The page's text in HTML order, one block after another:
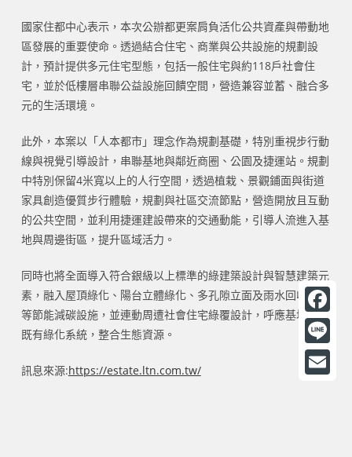
國家住都中心表示，本次公辦都更案肩負活化公共資產與帶動地
區發展的重要使命。透過結合住宅、商業與公共設施的規劃設
計，預計提供多元住宅型態，包括一般住宅與約118戶社會住
宅，並於低樓層串聯公益設施回饋空間，營造兼容並蓄、融合多
元的生活環境。
此外，本案以「人本都市」理念作為規劃基礎，特別重視步行動
線與視覺引導設計，串聯基地與鄰近商圈、公園及捷運站。規劃
中特別保留4米寬以上的人行空間，透過植栽、景觀鋪面與街道
家具創造優質步行體驗，規劃與社區交流節點，營造開放且互動
的公共空間，並利用捷運建設帶來的交通動能，引導人流進入基
地與周邊街區，提升區域活力。
同時也將全面導入符合銀級以上標準的綠建築設計與智慧建築元
素，融入屋頂綠化、陽台立體綠化、多孔隙立面及雨水回收系統
等節能減碳設施，並連動周遭社會住宅綠覆設計，呼應基地周邊
既有綠化系統，整合生態資源。
訊息來源:https://estate.ltn.com.tw/
F
a
c
L